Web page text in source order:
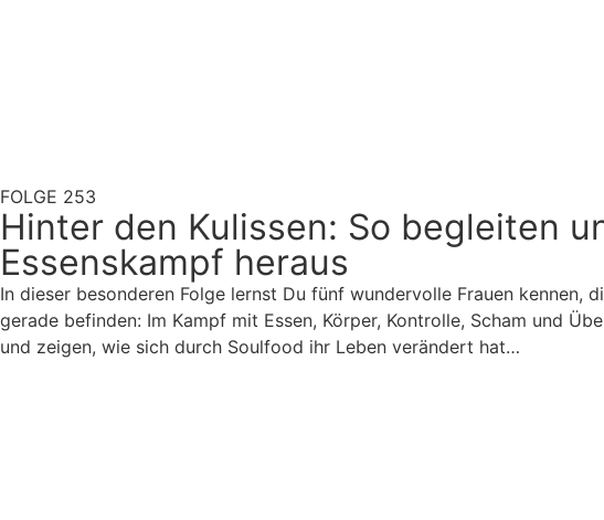
FOLGE 253
Hinter den Kulissen: So begleiten
Essenskampf heraus
In dieser besonderen Folge lernst Du fünf wundervolle Frauen
gerade befinden: Im Kampf mit Essen, Körper, Kontrolle, Scham und
und zeigen, wie sich durch Soulfood ihr Leben verändert hat…